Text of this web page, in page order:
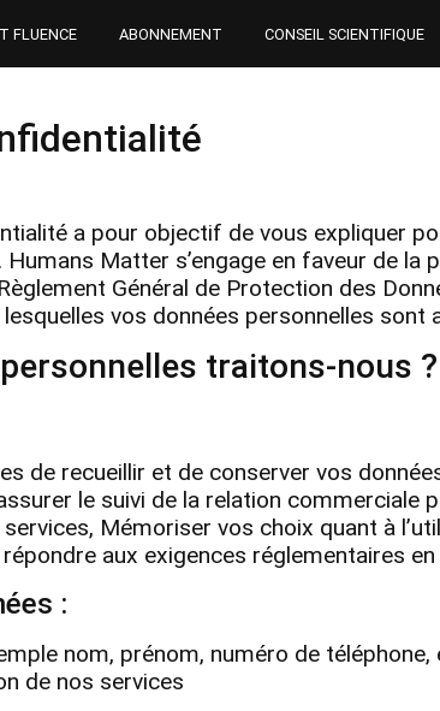
FLUENCE ABONNEMENT CONSEIL SCIENTIFIQUE
a pour objectif de vous expliquer
Matter s’engage en faveur de
Général de Protection des
vos données personnelles
traitons-nous ?
de recueillir et de conserver vos
le suivi de la relation
Mémoriser vos choix quant à
aux exigences réglementaires
:
nom, prénom, numéro de
de nos services